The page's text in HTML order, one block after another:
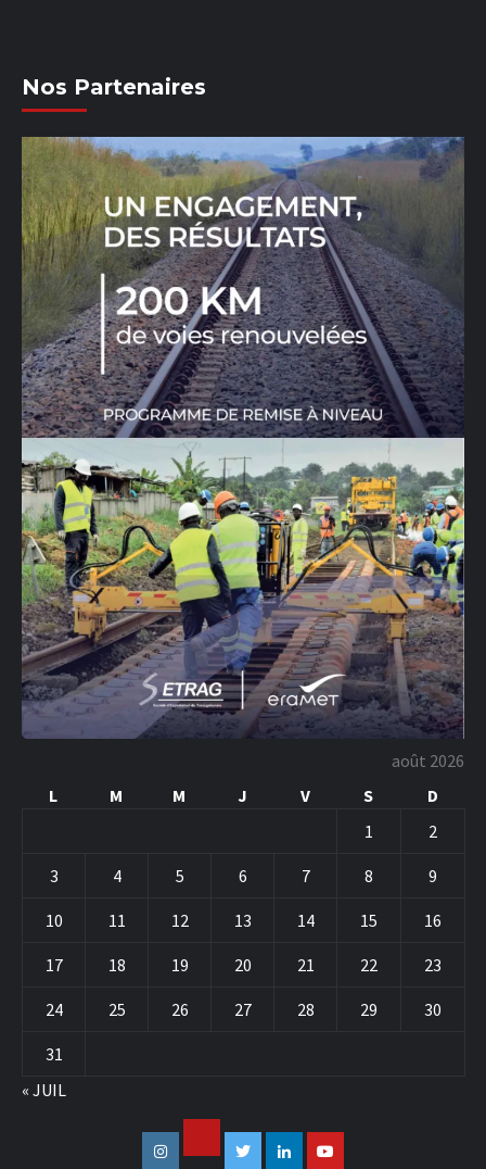
Nos Partenaires
août 2026
L
M M J V S D
« JUIL
1 2
3 4 5 6 7 8 9
10 11 12 13 14 15 16
17 18 19 20 21 22 23
24 25 26 27 28 29 30
31
Instagram
Facebook
TwitterLinkedinYoutube